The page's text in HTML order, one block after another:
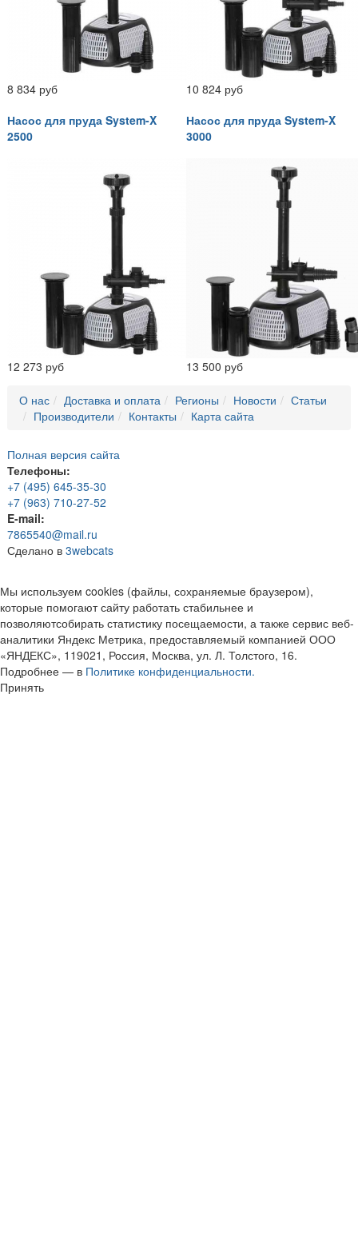
8 834 руб
10 824 руб
Насос для пруда System-X
2500
12 273 руб
Насос для пруда System-X
3000
13 500 руб
О нас Доставка и оплата Регионы Новости
Статьи
Производители
Контакты Карта сайта
Полная версия сайта
Телефоны:
+7 (495) 645-35-30
+7 (963) 710-27-52
E-mail:
7865540@mail.ru
Сделано в 3webcats
Мы используем cookies (файлы, сохраняемые браузером),
которые помогают сайту работать стабильнее и
позволяютсобирать статистику посещаемости, а также сервис веб-
аналитики Яндекс Метрика, предоставляемый компанией ООО
«ЯНДЕКС», 119021, Россия, Москва, ул. Л. Толстого, 16.
Подробнее — в Политике конфиденциальности.
Принять